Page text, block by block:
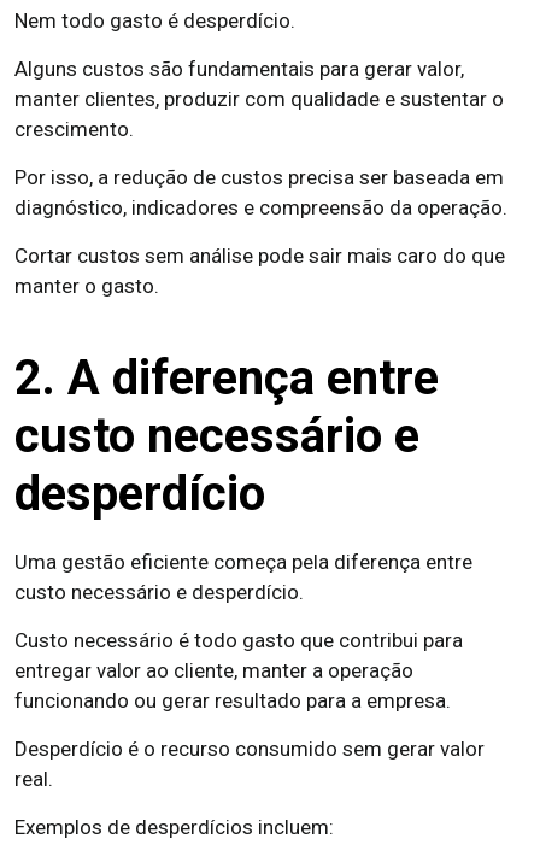
Nem todo gasto é desperdício.
Alguns custos são fundamentais para gerar valor,
manter clientes, produzir com qualidade e sustentar o
crescimento.
Por isso, a redução de custos precisa ser baseada em
diagnóstico, indicadores e compreensão da operação.
Cortar custos sem análise pode sair mais caro do que
manter o gasto.
2. A diferença entre
custo necessário e
desperdício
Uma gestão eficiente começa pela diferença entre
custo necessário e desperdício.
Custo necessário é todo gasto que contribui para
entregar valor ao cliente, manter a operação
funcionando ou gerar resultado para a empresa.
Desperdício é o recurso consumido sem gerar valor
real.
Exemplos de desperdícios incluem: